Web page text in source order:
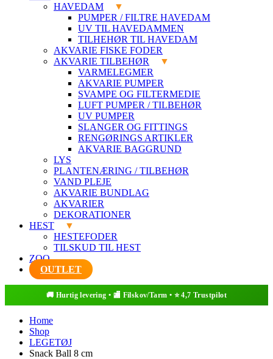
HAVEDAM
PUMPER / FILTRE HAVEDAM
UV TIL HAVEDAMMEN
TILHEHØR TIL HAVEDAM
AKVARIE FISKE FODER
AKVARIE TILBEHØR
VARMELEGMER
AKVARIE PUMPER
SVAMPE OG FILTERMEDIE
LUFT PUMPER / TILBEHØR
UV PUMPER
SLANGER OG FITTINGS
RENGØRINGS ARTIKLER
AKVARIE BAGGRUND
LYS
PLANTENÆRING / TILBEHØR
VAND PLEJE
AKVARIE BUNDLAG
AKVARIER
DEKORATIONER
HEST
HESTEFODER
TILSKUD TIL HEST
ZOO
OUTLET
Home
Shop
LEGETØJ
Snack Ball 8 cm